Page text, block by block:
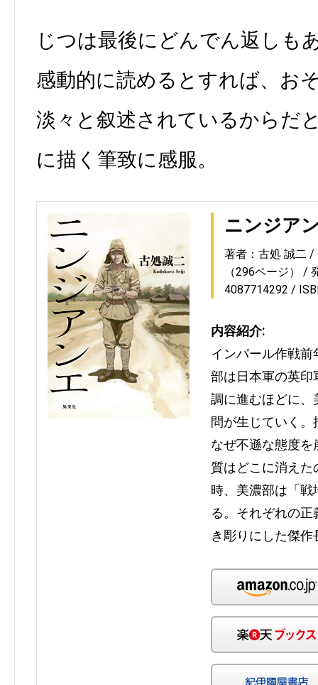
じつは最後にどんでん返しも
感動的に読めるとすれば、お
淡々と叙述されているからだ
に描く筆致に感服。
ニンジア
著者：古処 誠二
（296ページ）
4087714292
内容紹介:
インパール作戦
部は日本軍の英印
調に進むほどに、
問が生じていく
なぜ不遜な態度
質はどこに消え
時、美濃部は「
る。それぞれの
き彫りにした傑作